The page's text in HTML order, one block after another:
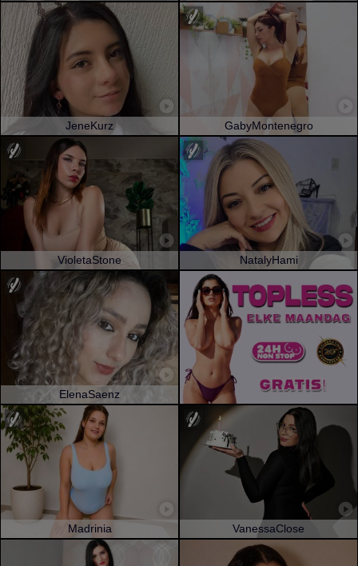
JeneKurz GabyMontenegro
VioletaStone NatalyHami
ElenaSaenz
Madrinia VanessaClose